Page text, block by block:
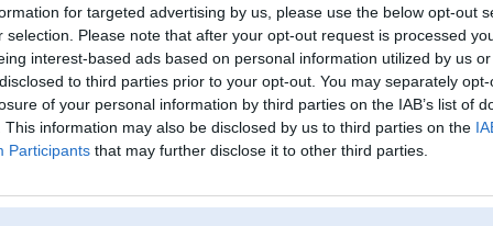
for targeted advertising by us, please use the below opt-out
selection. Please note that after your opt-out request is processed
interest-based ads based on personal information utilized by us
to third parties prior to your opt-out. You may separately
of your personal information by third parties on the IAB’s list of
This information may also be disclosed by us to third parties on the
Participants that may further disclose it to other third parties.
Pēdējo reizi manīts: 05. Jul 2011, 14:07
Lietotājvārds:
miska
Pilsēta:
Rīga
Braucu ar:
Tramvaju
Ziņojumi forumā:
32